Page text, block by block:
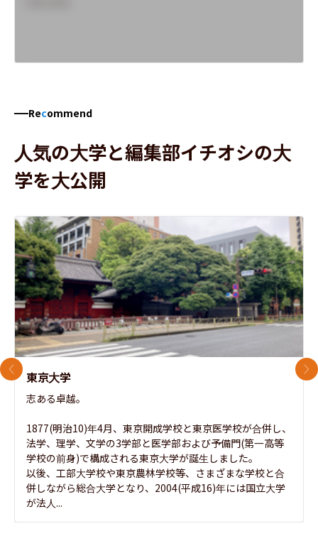
Recommend
人気の大学と編集部イチオシの大
学を大公開
東京大学
志ある卓越。
1877(明治10)年4月、東京開成学校と東京医学校が合併し、
法学、理学、文学の3学部と医学部および予備門(第一高等
学校の前身)で構成される東京大学が誕生しました。
以後、工部大学校や東京農林学校等、さまざまな学校と合
併しながら総合大学となり、2004(平成16)年には国立大学
が法人...
前のスライド 次